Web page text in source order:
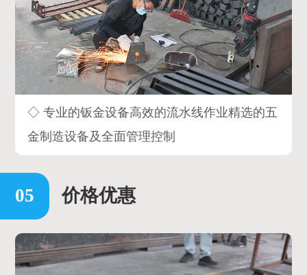
◇ 专业的钣金设备高效的流水线作业精选的五
金制造设备及全面管理控制
价格优惠